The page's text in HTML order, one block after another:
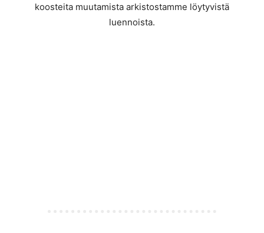
koosteita muutamista arkistostamme löytyvistä
luennoista.